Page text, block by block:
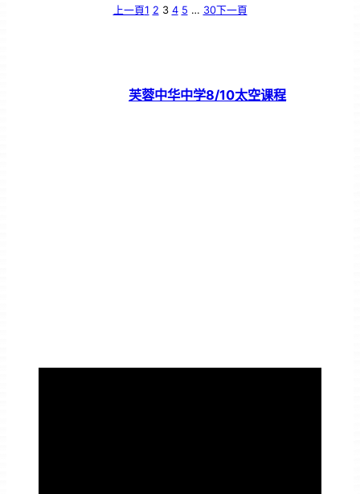
上一頁1 2 3 4 5 … 30下一頁
芙蓉中华中学8/10太空课程